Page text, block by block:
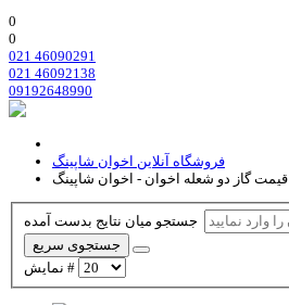
0
0
021 46090291
021 46092138
09192648990
فروشگاه آنلاین اخوان شاپینگ
قیمت گاز دو شعله اخوان - اخوان شاپینگ
جستجوی سریع
نمایش #